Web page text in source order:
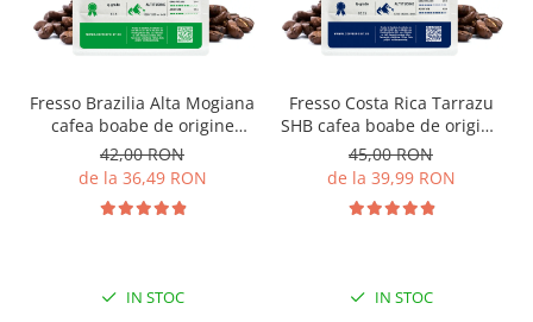
măcinată sau verde, la un gramaj de250g, 500g și
1000g. Lacafea măcinată
, există variantele pentru
ibric, espresso, moka pot, aeropress, filtru (v60) și
french press
, diferența constând în granulația
măcinăturii.
Fresso Brazilia Alta Mogiana
cafea boabe de origine
proaspăt prăjită
42,00 RON
de la 36,49 RON
IN STOC
Fresso Costa Rica Tarrazu
SHB cafea boabe de origine
proaspăt prăjită
45,00 RON
de la 39,99 RON
IN STOC